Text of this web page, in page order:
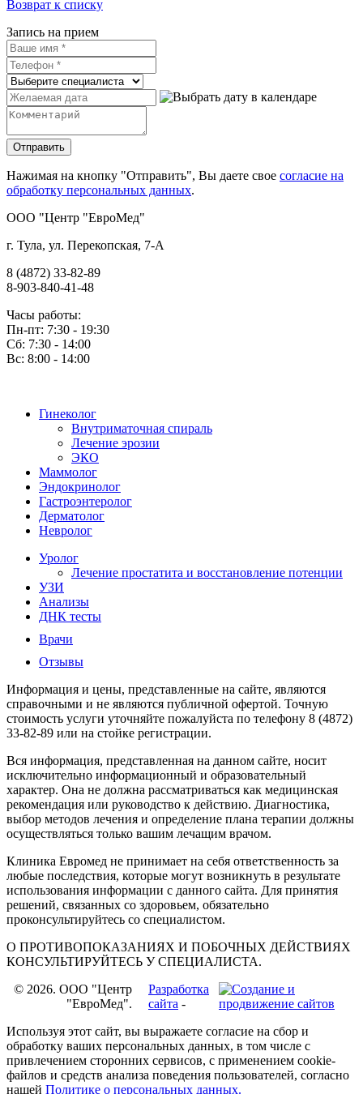
Возврат к списку
Запись на прием
Нажимая на кнопку "Отправить", Вы даете свое согласие на
обработку персональных данных.
OOO "Центр "ЕвроМед"
г. Тула, ул. Перекопская, 7-А
8 (4872) 33-82-89
8-903-840-41-48
Часы работы:
Пн-пт: 7:30 - 19:30
Сб: 7:30 - 14:00
Вс: 8:00 - 14:00
Гинеколог
Внутриматочная спираль
Лечение эрозии
ЭКО
Маммолог
Эндокринолог
Гастроэнтеролог
Дерматолог
Невролог
Уролог
Лечение простатита и восстановление потенции
УЗИ
Анализы
ДНК тесты
Врачи
Отзывы
Информация и цены, представленные на сайте, являются
справочными и не являются публичной офертой. Точную
стоимость услуги уточняйте пожалуйста по телефону 8 (4872)
33-82-89 или на стойке регистрации.
Вся информация, представленная на данном сайте, носит
исключительно информационный и образовательный
характер. Она не должна рассматриваться как медицинская
рекомендация или руководство к действию. Диагностика,
выбор методов лечения и определение плана терапии должны
осуществляться только вашим лечащим врачом.
Клиника Евромед не принимает на себя ответственность за
любые последствия, которые могут возникнуть в результате
использования информации с данного сайта. Для принятия
решений, связанных со здоровьем, обязательно
проконсультируйтесь со специалистом.
О ПРОТИВОПОКАЗАНИЯХ И ПОБОЧНЫХ ДЕЙСТВИЯХ
КОНСУЛЬТИРУЙТЕСЬ У СПЕЦИАЛИСТА.
© 2026. OOO "Центр
"ЕвроМед".
Разработка
сайта -
Используя этот сайт, вы выражаете согласие на сбор и
обработку ваших персональных данных, в том числе с
привлечением сторонних сервисов, с применением cookie-
файлов и средств анализа поведения пользователей, согласно
нашей Политике о персональных данных.